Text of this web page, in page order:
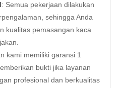
: Semua pekerjaan dilakukan
sehingga Anda
kualitas pemasangan kaca
kami memiliki garansi 1
bukti jika layanan
profesional dan berkualitas